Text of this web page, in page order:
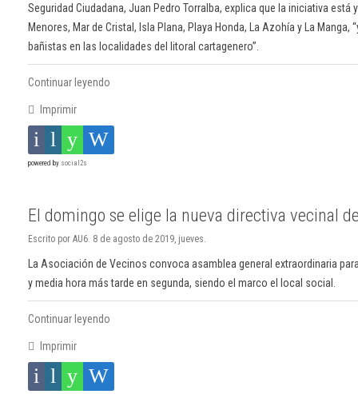
Seguridad Ciudadana, Juan Pedro Torralba, explica que la iniciativa
Menores, Mar de Cristal, Isla Plana, Playa Honda, La Azohía y La
bañistas en las localidades del litoral cartagenero”.
Continuar leyendo
Imprimir
powered by social2s
El domingo se elige la nueva directiva vecinal
Escrito por AU6. 8 de agosto de 2019, jueves.
La Asociación de Vecinos convoca asamblea general extraordinaria
y media hora más tarde en segunda, siendo el marco el local social.
Continuar leyendo
Imprimir